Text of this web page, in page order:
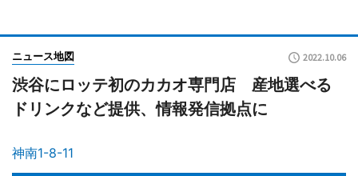
ニュース地図 2022.10.06
渋谷にロッテ初のカカオ専門店 産地選べる
ドリンクなど提供、情報発信拠点に
神南1-8-11